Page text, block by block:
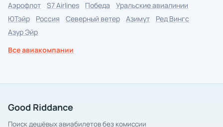
Аэрофлот S7 Airlines Победа
Уральские авиалинии
ЮТэйр
Россия Северный ветер Азимут
Ред Вингс
Азур Эйр
Все авиакомпании
Good Riddance
Поиск дешёвых авиабилетов без комиссии